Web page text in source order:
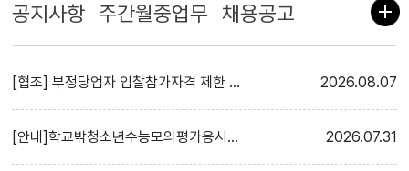
공지사항 주간월중업무 채용공고
[협조] 부정당업자 입찰참가자격 제한 사전통지(청문실시통지) 공시송달 공고 게시 협조요청 2026 08.07
[안내]학교밖청소년수능모의평가응시료 지원 2026 07.31